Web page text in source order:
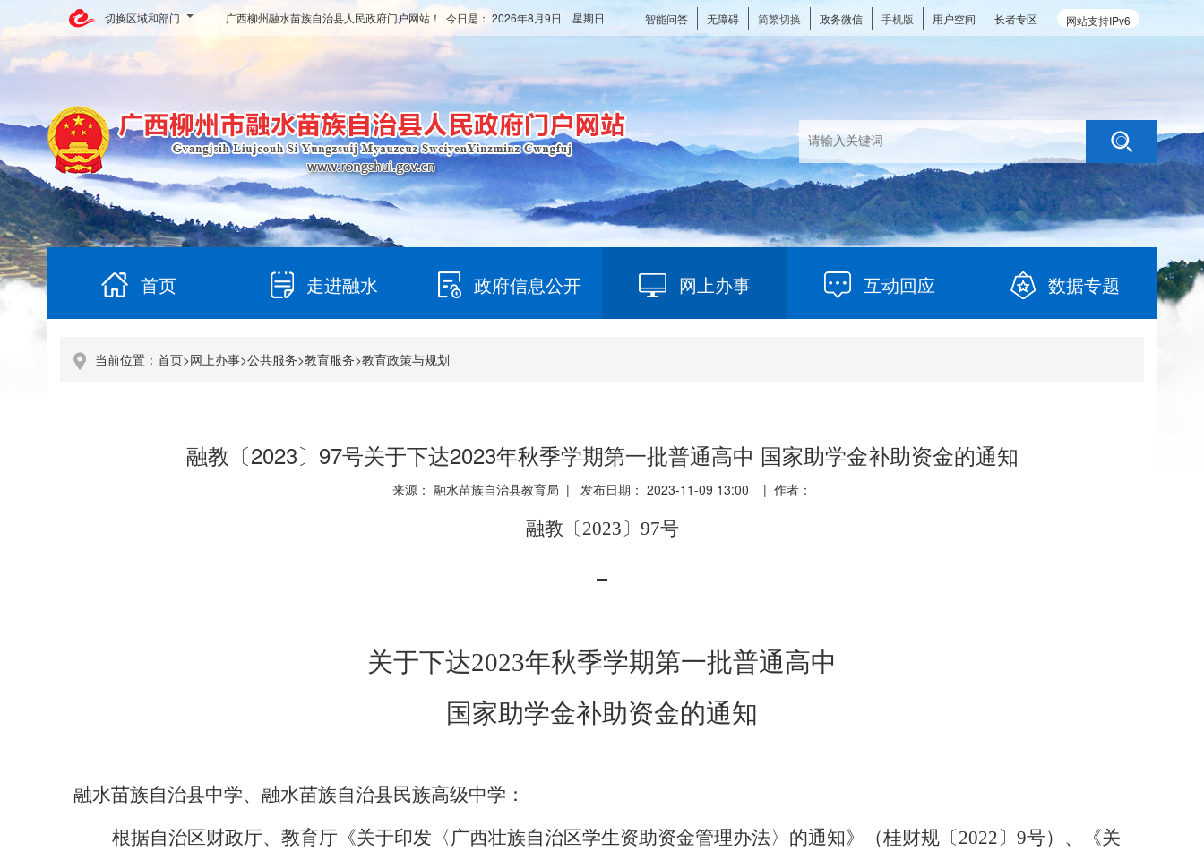
切换区域和部门 网站支持IPv6
智能问答 无障碍 简繁切换 政务微信 手机版 用户空间 长者专区
广西柳州融水苗族自治县人民政府门户网站！ 今日是： 2026年8月9日 星期日
首页 走进融水 政府信息公开 网上办事 互动回应 数据专题
当前位置： 首页>网上办事>公共服务>教育服务>教育政策与规划
融教〔2023〕97号关于下达2023年秋季学期第一批普通高中 国家助学金补助资金的通知
来源： 融水苗族自治县教育局 | 发布日期： 2023-11-09 13:00 | 作者：
融教〔2023〕 97号
关于下达2023年秋季学期第一批普通高中
国家助学金补助资金的通知
融水苗族自治县中学、融水苗族自治县民族高级中学 ：
根据自治区财政厅、 教育厅《关于印发〈广西壮族自治区学生资助资金管理办法〉的通知》（桂财规〔2022〕 9号） 、 《关